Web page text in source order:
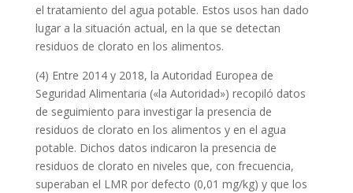
el tratamiento del agua potable. Estos usos han dado
lugar a la situación actual, en la que se detectan
residuos de clorato en los alimentos.
(4) Entre 2014 y 2018, la Autoridad Europea de
Seguridad Alimentaria («la Autoridad») recopiló datos
de seguimiento para investigar la presencia de
residuos de clorato en los alimentos y en el agua
potable. Dichos datos indicaron la presencia de
residuos de clorato en niveles que, con frecuencia,
superaban el LMR por defecto (0,01 mg/kg) y que los